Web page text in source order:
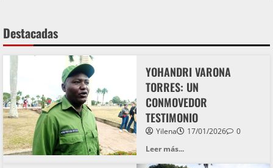
Destacadas
YOHANDRI VARONA
TORRES: UN
CONMOVEDOR
TESTIMONIO
Yilena 17/01/2026
0
Leer más...